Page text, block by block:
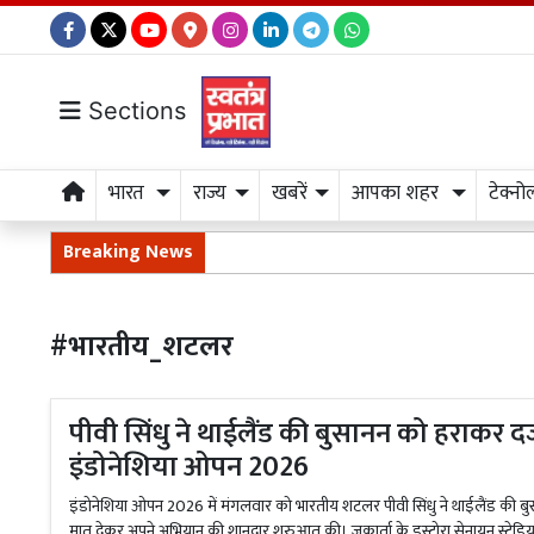
Sections
भारत राज्य खबरें आपका शहर
Breaking News
#भारतीय_शटलर
पीवी सिंधु ने थाईलैंड की बुसानन को हराकर
इंडोनेशिया ओपन 2026
इंडोनेशिया ओपन 2026 में मंगलवार को भारतीय शटलर पीवी सिंधु ने थाईलैंड की